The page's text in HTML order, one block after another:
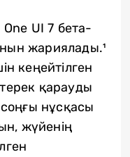
UI 7 бета-
жариялады.¹
кеңейтілген
қарауды
нұсқасы
жүйенің